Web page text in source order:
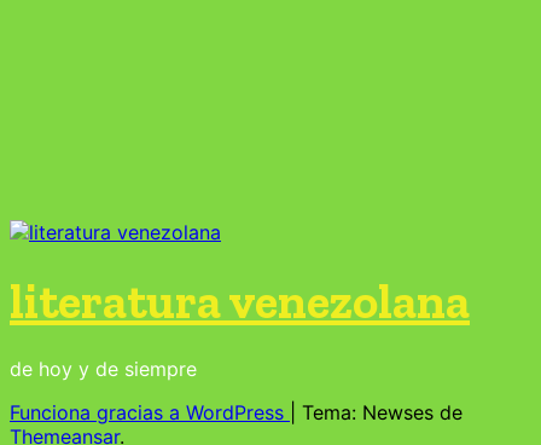
literatura venezolana
de hoy y de siempre
Funciona gracias a WordPress
Tema: Newses de
Themeansar.